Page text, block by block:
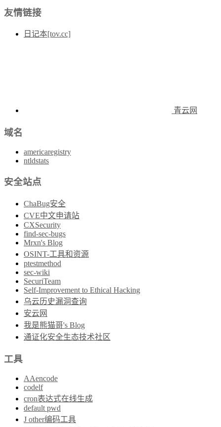
友情链接
日记本[tov.cc]
青云网
域名
americaregistry
ntldstats
安全站点
ChaBug安全
CVE中文申请站
CXSecurity
find-sec-bugs
Mrxn's Blog
OSINT-工具和资源
ptestmethod
sec-wiki
SecuriTeam
Self-Improvement to Ethical Hacking
乌云历史漏洞查询
安云网
我是熊猫哥's Blog
通证化安全生态技术社区
工具
AAencode
codelf
cron表达式在线生成
default pwd
J other编码工具